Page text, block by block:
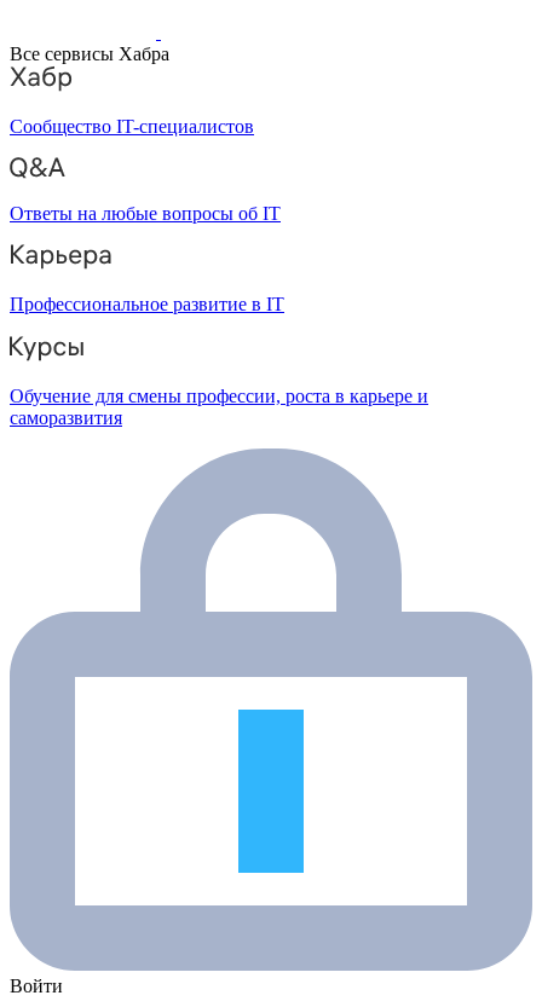
Все сервисы Хабра
Сообщество IT-специалистов
Ответы на любые вопросы об IT
Профессиональное развитие в IT
Обучение для смены профессии, роста в карьере и
саморазвития
Войти